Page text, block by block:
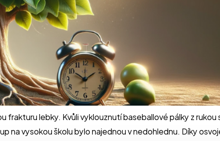
frakturu lebky. Kvůli vyklouznutí baseballové pálky z rukou
na vysokou školu bylo najednou v nedohlednu. Díky